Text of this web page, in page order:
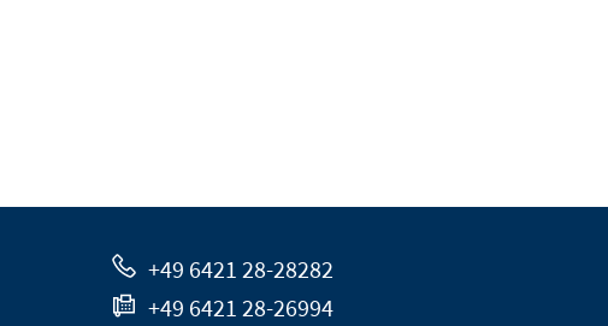
+49 6421 28-28282
+49 6421 28-26994